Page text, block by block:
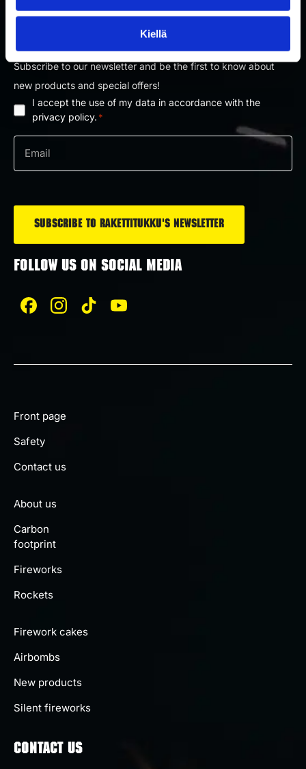
Kiellä
SUBSCRIBE TO RAKETTITUKKU'S NEWSLETTER
Subscribe to our newsletter and be the first to know about
new products and special offers!
Privacy
policy
I accept the use of my data in accordance with the
privacy policy. *
Email
FOLLOW US ON SOCIAL MEDIA
Front page
Safety
Contact us
About us
Carbon
footprint
Fireworks
Rockets
Firework cakes
Airbombs
New products
Silent fireworks
CONTACT US